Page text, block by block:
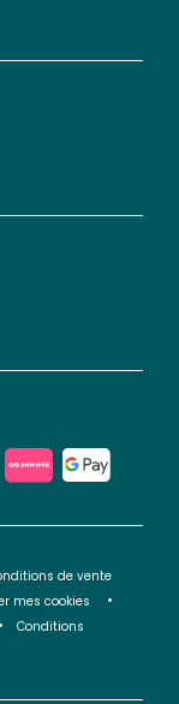
de vente
mes cookies
Conditions